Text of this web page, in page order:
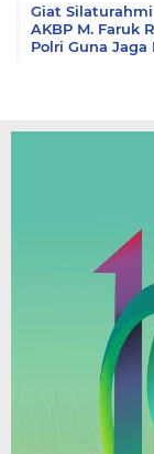
Giat
AKBP M. Faruk
Polri Guna